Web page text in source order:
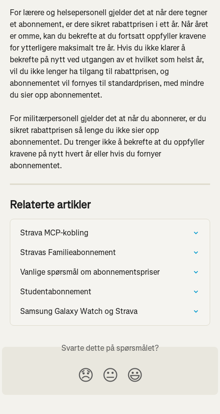
For lærere og helsepersonell gjelder det at når dere tegner
et abonnement, er dere sikret rabattprisen i ett år. Når året
er omme, kan du bekrefte at du fortsatt oppfyller kravene
for ytterligere maksimalt tre år. Hvis du ikke klarer å
bekrefte på nytt ved utgangen av et hvilket som helst år,
vil du ikke lenger ha tilgang til rabattprisen, og
abonnementet vil fornyes til standardprisen, med mindre
du sier opp abonnementet.
For militærpersonell gjelder det at når du abonnerer, er du
sikret rabattprisen så lenge du ikke sier opp
abonnementet. Du trenger ikke å bekrefte at du oppfyller
kravene på nytt hvert år eller hvis du fornyer
abonnementet.
Relaterte artikler
Strava MCP-kobling
Stravas Familieabonnement
Vanlige spørsmål om abonnementspriser
Studentabonnement
Samsung Galaxy Watch og Strava
Svarte dette på spørsmålet?
😞 😐 😃